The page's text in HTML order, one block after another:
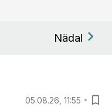
Nädal
05.08.26, 11:55